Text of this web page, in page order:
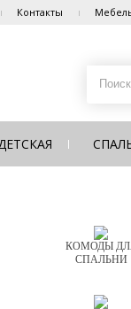
Контакты
КОМОДЫ
СПАЛЬНИ